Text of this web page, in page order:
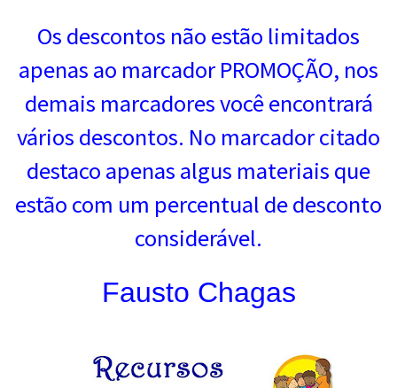
Os descontos não estão limitados
apenas ao marcador PROMOÇÃO, nos
demais marcadores você encontrará
vários descontos. No marcador citado
destaco apenas algus materiais que
estão com um percentual de desconto
considerável.
Fausto Chagas